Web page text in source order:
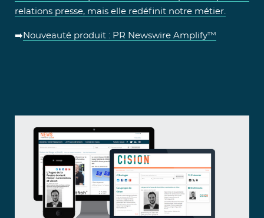
relations presse, mais elle redéfinit notre métier.
➡️ Nouveauté produit : PR Newswire Amplify™